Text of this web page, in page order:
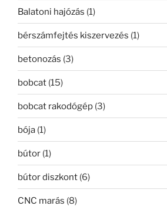
Balatoni hajózás (1)
bérszámfejtés kiszervezés (1)
betonozás (3)
bobcat (15)
bobcat rakodógép (3)
bója (1)
bútor (1)
bútor diszkont (6)
CNC marás (8)